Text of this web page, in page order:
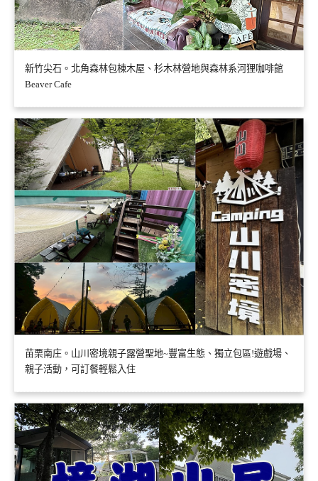
新竹尖石。北角森林包棟木屋、杉木林營地與森林系河狸咖啡館
Beaver Cafe
苗栗南庄。山川密境親子露營聖地~豐富生態、獨立包區!遊戲場、
親子活動，可訂餐輕鬆入住